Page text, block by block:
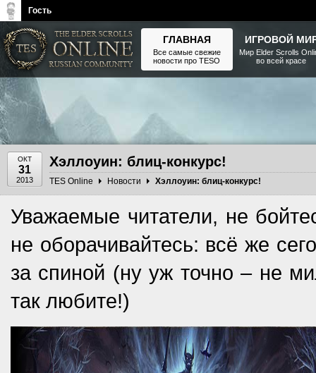
ОКТ
31
2013
Хэллоуин: блиц-конкурс!
TES Online Новости Хэллоуин: блиц-конкурс!
Уважаемые читатели, не
не оборачивайтесь: всё же
за спиной (ну уж точно – не
так любите!)
The Elder Scrolls, Fallout,
Bethesda Softworks - статьи,
новости, дополнения
ГЛАВНАЯ
Все самые свежие
новости про TESO
ИГРОВОЙ
Мир Elder Scrolls
во всей красе
Гость